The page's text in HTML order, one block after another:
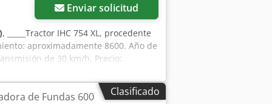
Enviar solicitud
, _____Tractor IHC 754 XL, procedente
aproximadamente 8600. Año de
de 30 km/h. Precio:
Clasificado
de Fundas 600